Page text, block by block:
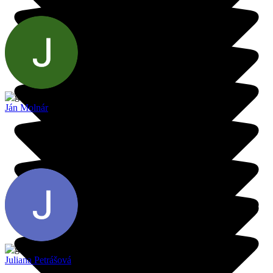
Ján Molnár
Juliana Petrášová